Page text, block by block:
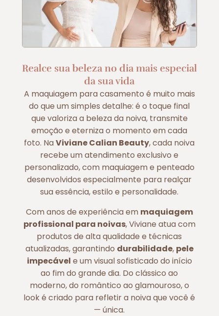
Realce sua beleza no dia mais especial
da sua vida
A maquiagem para casamento é muito mais
do que um simples detalhe: é o toque final
que valoriza a beleza da noiva, transmite
emoção e eterniza o momento em cada
foto. NaViviane Calian Beauty, cada noiva
recebe um atendimento exclusivo e
personalizado, com maquiagem e penteado
desenvolvidos especialmente para realçar
sua essência, estilo e personalidade.
Com anos de experiência em maquiagem
profissional para noivas, Viviane atua com
produtos de alta qualidade e técnicas
atualizadas, garantindo durabilidade, pele
impecável e um visual sofisticado do início
ao fim do grande dia. Do clássico ao
moderno, do romântico ao glamouroso, o
look é criado para refletir a noiva que você é
— única.